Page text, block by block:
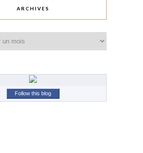
ARCHIVES
Follow this blog